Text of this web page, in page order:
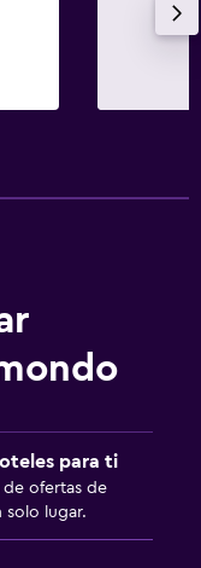
para ti
de ofertas de
solo lugar.